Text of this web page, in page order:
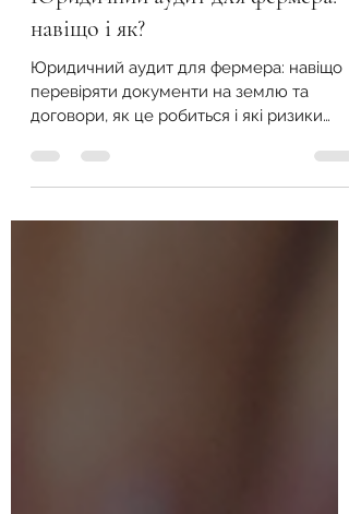
Юридичний аудит для фермера:
навіщо і як?
Юридичний аудит для фермера: навіщо
перевіряти документи на землю та
договори, як це робиться і які ризики